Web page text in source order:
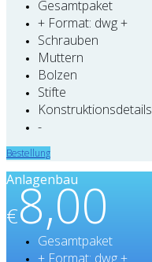
Gesamtpaket
+ Format: dwg +
Schrauben
Muttern
Bolzen
Stifte
Konstruktionsdetails
-
Bestellung
Anlagenbau
€8,00
Gesamtpaket
+ Format: dwg +